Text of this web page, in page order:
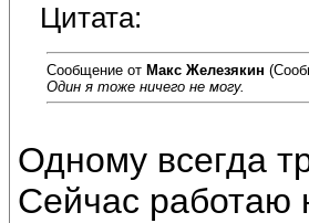
Цитата:
Сообщение от Макс Железякин
Один я тоже ничего не могу.
Одному всегда
Сейчас работаю